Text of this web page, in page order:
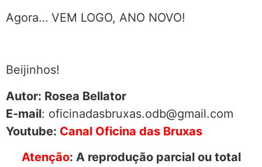
Agora… VEM LOGO, ANO NOVO!
Beijinhos!
Autor: Rosea Bellator
E-mail: oficinadasbruxas.odb@gmail.com
Youtube: Canal Oficina das Bruxas
Atenção: A reprodução parcial ou total